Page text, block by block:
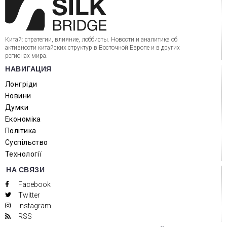
Китай: стратегии, влияние, лоббисты. Новости и аналитика об
активности китайских структур в Восточной Европе и в других
регионах мира.
НАВИГАЦИЯ
Лонгріди
Новини
Думки
Економіка
Політика
Суспільство
Технології
НА СВЯЗИ
Facebook
Twitter
Instagram
RSS